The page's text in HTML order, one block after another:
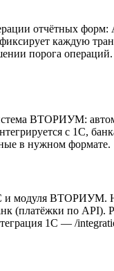
отчётных
каждую
порога
ВТОРИУМ:
с 1С,
в нужном формате.
и модуля
(платёжки по API).
1С — /